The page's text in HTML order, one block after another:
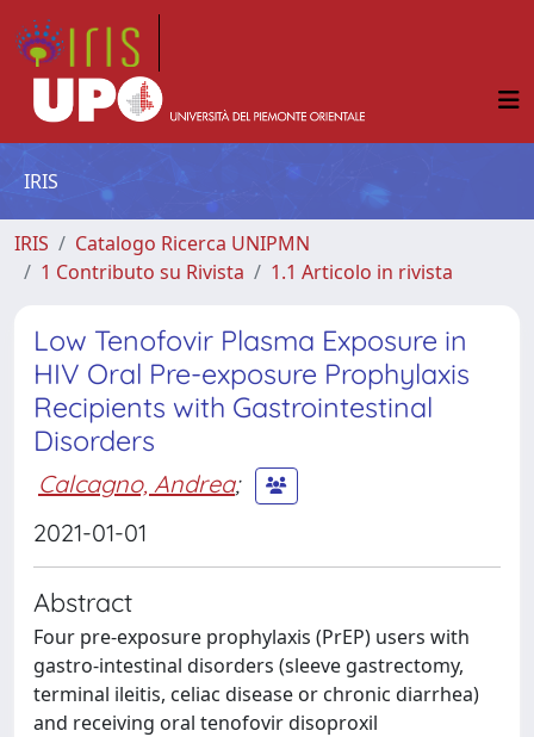
IRIS
IRIS
Catalogo Ricerca UNIPMN
1 Contributo su Rivista
1.1 Articolo in rivista
Low Tenofovir Plasma Exposure in
HIV Oral Pre-exposure Prophylaxis
Recipients with Gastrointestinal
Disorders
Calcagno, Andrea;
2021-01-01
Abstract
Four pre-exposure prophylaxis (PrEP) users with
gastro-intestinal disorders (sleeve gastrectomy,
terminal ileitis, celiac disease or chronic diarrhea)
and receiving oral tenofovir disoproxil